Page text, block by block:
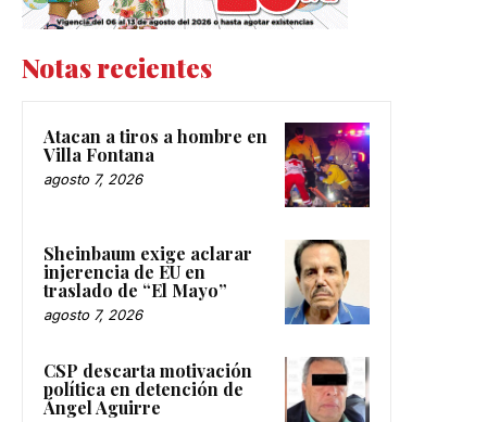
Notas recientes
Atacan a tiros a hombre en
Villa Fontana
agosto 7, 2026
Sheinbaum exige aclarar
injerencia de EU en
traslado de “El Mayo”
agosto 7, 2026
CSP descarta motivación
política en detención de
Ángel Aguirre